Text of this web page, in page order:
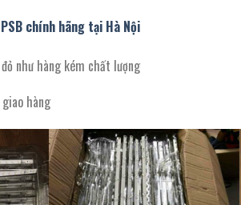
chính hãng tại Hà Nội
như hàng kém chất lượng
hàng